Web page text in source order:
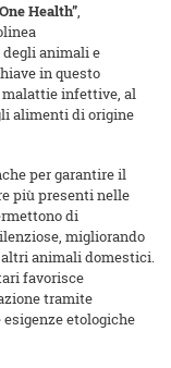
Health”,
degli animali e
in questo
infettive, al
alimenti di origine
per garantire il
più presenti nelle
di
migliorando
animali domestici.
favorisce
tramite
etologiche